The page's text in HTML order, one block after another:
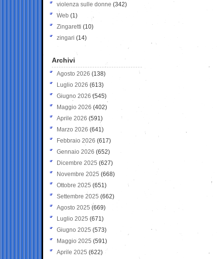
violenza sulle donne (342)
Web (1)
Zingaretti (10)
zingari (14)
Archivi
Agosto 2026 (138)
Luglio 2026 (613)
Giugno 2026 (545)
Maggio 2026 (402)
Aprile 2026 (591)
Marzo 2026 (641)
Febbraio 2026 (617)
Gennaio 2026 (652)
Dicembre 2025 (627)
Novembre 2025 (668)
Ottobre 2025 (651)
Settembre 2025 (662)
Agosto 2025 (669)
Luglio 2025 (671)
Giugno 2025 (573)
Maggio 2025 (591)
Aprile 2025 (622)